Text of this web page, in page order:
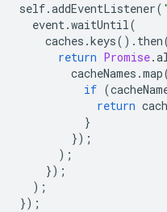
self.addEventListener(
event.waitUntil(
caches .keys(). then
return Promise.
cacheNames .map
if (
return
}
});
);
});
);
});